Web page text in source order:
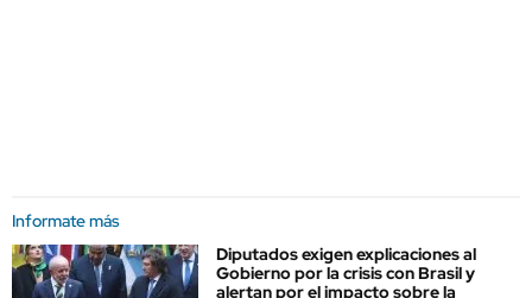
Informate más
Diputados exigen explicaciones al
Gobierno por la crisis con Brasil y
alertan por el impacto sobre la